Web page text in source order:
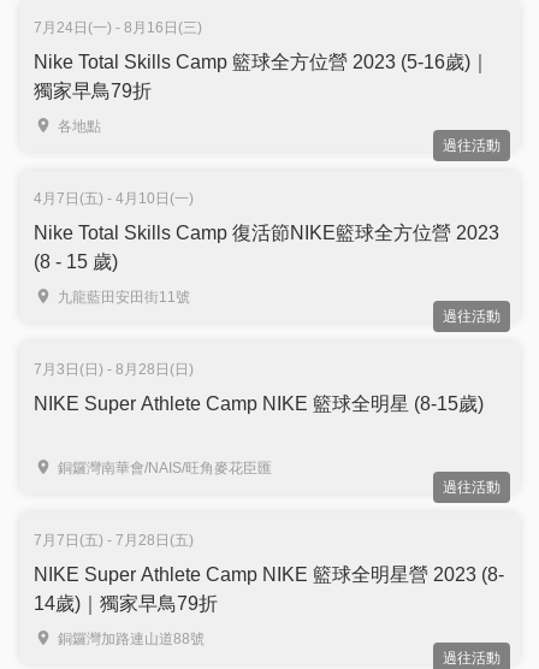
7月24日(一) - 8月16日(三)
Nike Total Skills Camp 籃球全方位營 2023 (5-16歲)｜
獨家早鳥79折
各地點
過往活動
4月7日(五) - 4月10日(一)
Nike Total Skills Camp 復活節NIKE籃球全方位營 2023
(8 - 15 歲)
九龍藍田安田街11號
過往活動
7月3日(日) - 8月28日(日)
NIKE Super Athlete Camp NIKE 籃球全明星 (8-15歲)
銅鑼灣南華會/NAIS/旺角麥花臣匯
過往活動
7月7日(五) - 7月28日(五)
NIKE Super Athlete Camp NIKE 籃球全明星營 2023 (8-
14歲)｜獨家早鳥79折
銅鑼灣加路連山道88號
過往活動